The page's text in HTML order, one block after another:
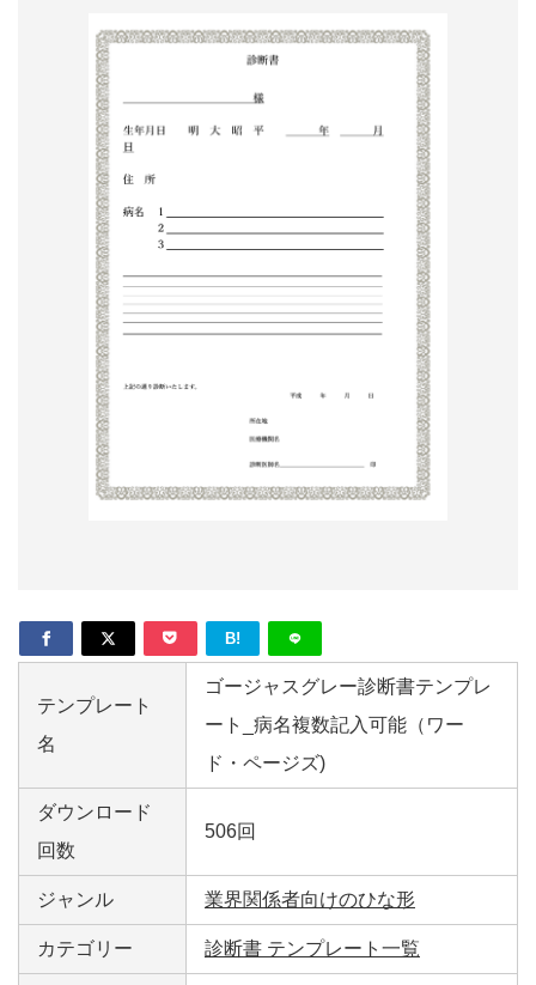
な
形
ジ
ャ
ー
ナ
ル』
B!
テンプレート
名
ゴージャスグレー診断書テンプレ
ート_病名複数記入可能（ワー
ド・ページズ)
ダウンロード
回数
506回
ジャンル 業界関係者向けのひな形
カテゴリー 診断書 テンプレート一覧